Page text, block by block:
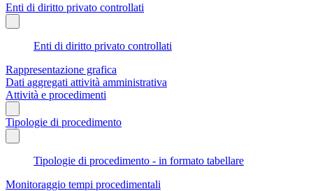
Enti di diritto privato controllati
Enti di diritto privato controllati
Rappresentazione grafica
Dati aggregati attività amministrativa
Attività e procedimenti
Tipologie di procedimento
Tipologie di procedimento - in formato tabellare
Monitoraggio tempi procedimentali